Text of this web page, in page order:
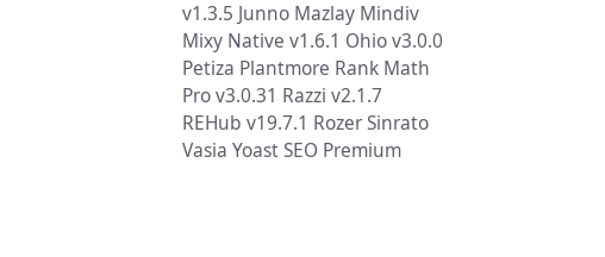
v1.3.5 Junno Mazlay Mindiv
Mixy Native v1.6.1 Ohio v3.0.0
Petiza Plantmore Rank Math
Pro v3.0.31 Razzi v2.1.7
REHub v19.7.1 RozerSinrato
Vasia Yoast SEO Premium